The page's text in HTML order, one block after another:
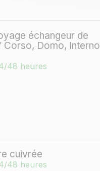
échangeur de
Domo, Interno
48 heures
cuivrée
48 heures